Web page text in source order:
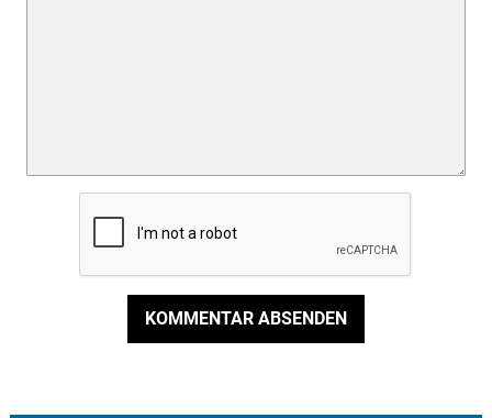
KOMMENTAR ABSENDEN